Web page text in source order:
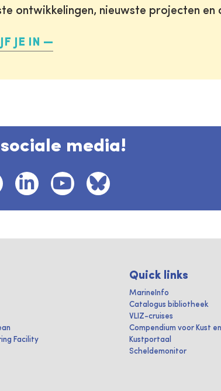
ontwikkelingen, nieuwste projecten en
JE IN
media!
Facility
Quick links
MarineInfo
Catalogus bibliotheek
VLIZ-cruises
Compendium voor Kust
Kustportaal
Scheldemonitor